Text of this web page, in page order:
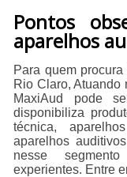
Pontos
aparelhos
Para quem
Rio Claro, Atuando
MaxiAud pode
disponibiliza
técnica,
aparelhos
nesse
experientes. Entre